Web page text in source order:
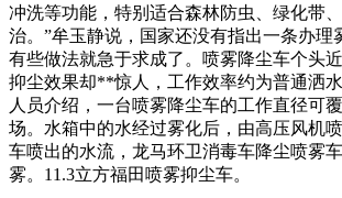
冲洗等功能，特别适合森林防虫、绿化带
治。”牟玉静说，国家还没有指出一条办理
有些做法就急于求成了。喷雾降尘车个头
抑尘效果却**惊人，工作效率约为普通洒
人员介绍，一台喷雾降尘车的工作直径可
场。水箱中的水经过雾化后，由高压风机
车喷出的水流，龙马环卫消毒车降尘喷雾
雾。11.3立方福田喷雾抑尘车。